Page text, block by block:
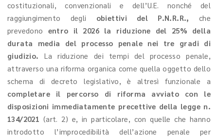
costituzionali, convenzionali e dell’U.E. nonché del
raggiungimento degli obiettivi del P.N.R.R., che
prevedono entro il 2026 la riduzione del 25% della
durata media del processo penale nei tre gradi di
giudizio. La riduzione dei tempi del processo penale,
attraverso una riforma organica come quella oggetto dello
schema di decreto legislativo, è altresì funzionale a
completare il percorso di riforma avviato con le
disposizioni immediatamente precettive della legge n.
134/2021 (art. 2) e, in particolare, con quelle che hanno
introdotto l’improcedibilità dell’azione penale per